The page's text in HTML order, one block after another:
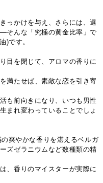
っかけを与え、さらには、選
そんな「究極の黄金比率」で
)です。
目を閉じて、アロマの香りに
満たせば、素敵な恋を引き寄
も前向きになり、いつも男性
まれ変わっていることでしょ
爽やかな香りを湛えるベルガ
ズゼラニウムなど数種類の精
、香りのマイスターが実際に